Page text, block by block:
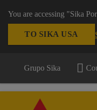
You are accessing "Sika
TO SIKA USA
Grupo Sika